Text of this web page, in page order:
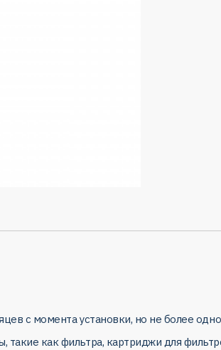
с момента установки, но не более
такие как фильтра, картриджи для